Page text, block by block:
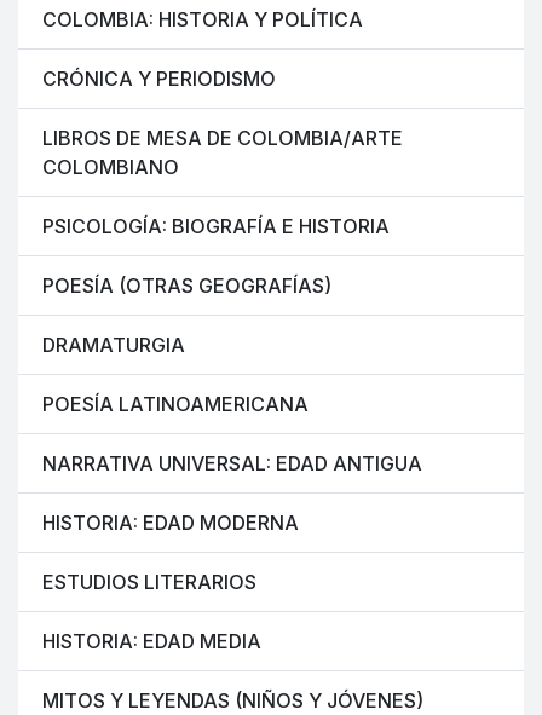
COLOMBIA: HISTORIA Y POLÍTICA
CRÓNICA Y PERIODISMO
LIBROS DE MESA DE COLOMBIA/ARTE
COLOMBIANO
PSICOLOGÍA: BIOGRAFÍA E HISTORIA
POESÍA (OTRAS GEOGRAFÍAS)
DRAMATURGIA
POESÍA LATINOAMERICANA
NARRATIVA UNIVERSAL: EDAD ANTIGUA
HISTORIA: EDAD MODERNA
ESTUDIOS LITERARIOS
HISTORIA: EDAD MEDIA
MITOS Y LEYENDAS (NIÑOS Y JÓVENES)